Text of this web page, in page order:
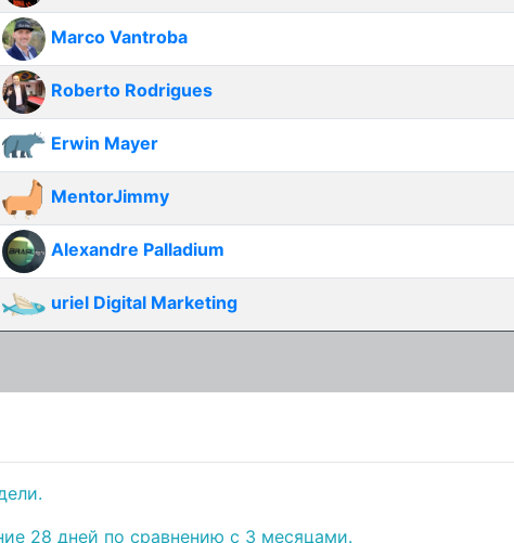
Marco Vantroba
Roberto Rodrigues
Erwin Mayer
MentorJimmy
Alexandre Palladium
uriel Digital Marketing
28 дней по сравнению с 3 месяцами.